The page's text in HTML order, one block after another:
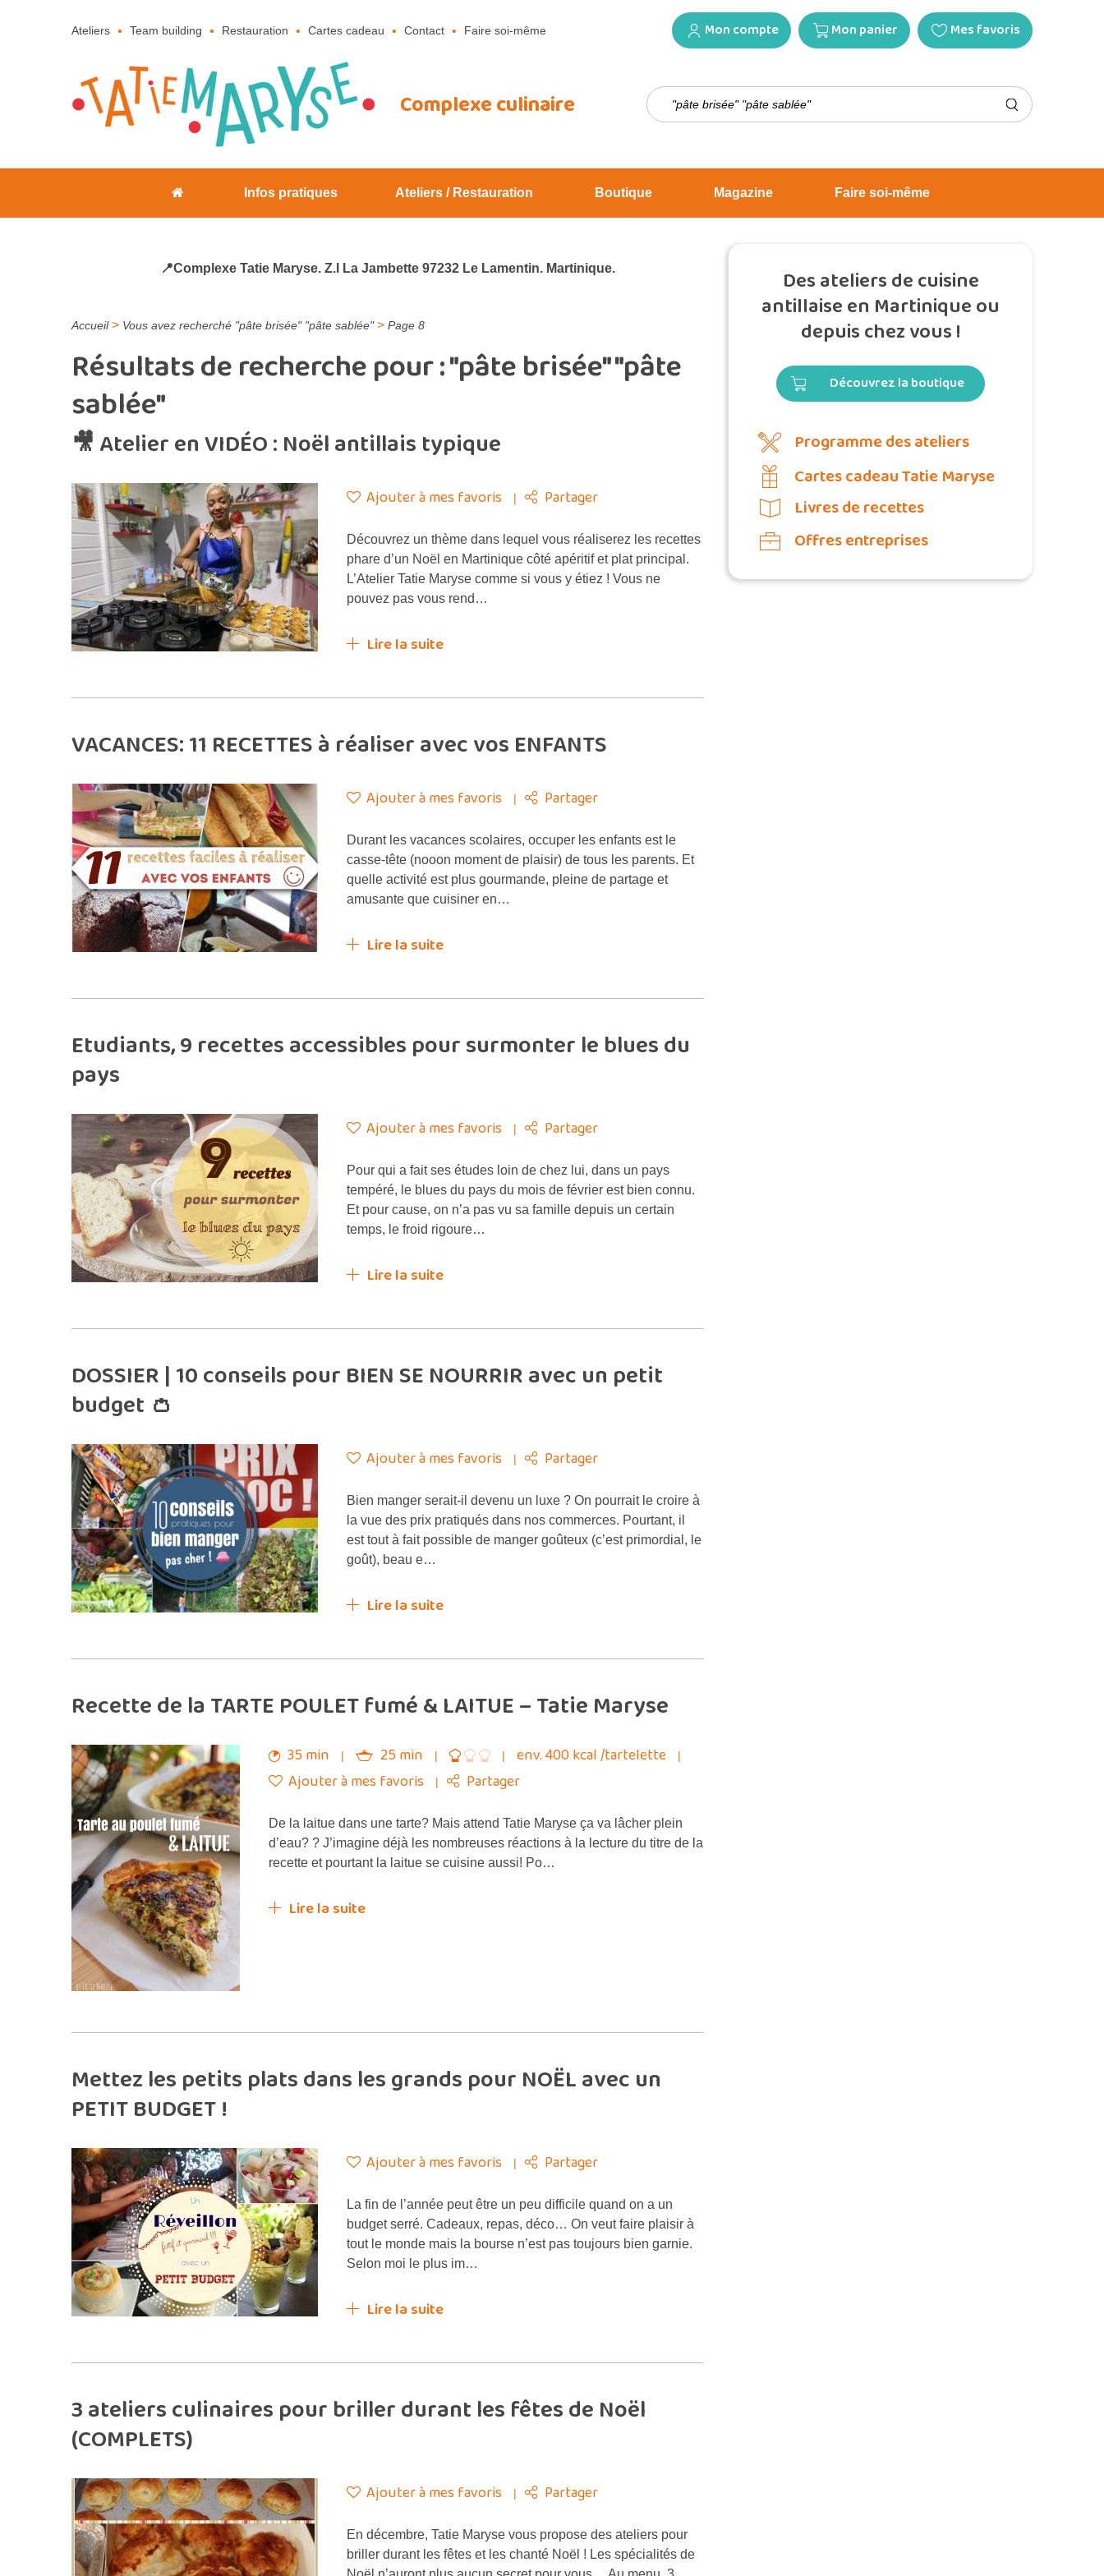
Ateliers Team building Restauration Cartes cadeau Contact Faire soi-même Mon compte Mon panier Mes favoris
Complexe culinaire Rechercher :
Infos pratiques Ateliers / Restauration Boutique Magazine Faire soi-même
📍Complexe Tatie Maryse. Z.I La Jambette 97232 Le Lamentin. Martinique.
Accueil> Vous avez recherché "pâte brisée" "pâte sablée"> Page 8
Résultats de recherche pour :"pâte brisée" "pâte
sablée"
🎥 Atelier en VIDÉO : Noël antillais typique
Ajouter à mes favoris Partager
Découvrez un thème dans lequel vous réaliserez les recettes
phare d’un Noël en Martinique côté apéritif et plat principal.
L’Atelier Tatie Maryse comme si vous y étiez ! Vous ne
pouvez pas vous rend…
Lire la suite
VACANCES: 11 RECETTES à réaliser avec vos ENFANTS
Ajouter à mes favoris Partager
Durant les vacances scolaires, occuper les enfants est le
casse-tête (nooon moment de plaisir) de tous les parents. Et
quelle activité est plus gourmande, pleine de partage et
amusante que cuisiner en…
Lire la suite
Etudiants, 9 recettes accessibles pour surmonter le blues du
pays
Ajouter à mes favoris Partager
Pour qui a fait ses études loin de chez lui, dans un pays
tempéré, le blues du pays du mois de février est bien connu.
Et pour cause, on n’a pas vu sa famille depuis un certain
temps, le froid rigoure…
Lire la suite
DOSSIER | 10 conseils pour BIEN SE NOURRIR avec un petit
budget 👛
Ajouter à mes favoris Partager
Bien manger serait-il devenu un luxe ? On pourrait le croire à
la vue des prix pratiqués dans nos commerces. Pourtant, il
est tout à fait possible de manger goûteux (c’est primordial, le
goût), beau e…
Lire la suite
Recette de la TARTE POULET fumé & LAITUE – Tatie Maryse
35 min 25 min
env. 400 kcal /tartelette
Ajouter à mes favoris
Partager
De la laitue dans une tarte? Mais attend Tatie Maryse ça va lâcher plein
d’eau? ? J’imagine déjà les nombreuses réactions à la lecture du titre de la
recette et pourtant la laitue se cuisine aussi! Po…
Lire la suite
Mettez les petits plats dans les grands pour NOËL avec un
PETIT BUDGET !
Ajouter à mes favoris Partager
La fin de l’année peut être un peu difficile quand on a un
budget serré. Cadeaux, repas, déco… On veut faire plaisir à
tout le monde mais la bourse n’est pas toujours bien garnie.
Selon moi le plus im…
Lire la suite
3 ateliers culinaires pour briller durant les fêtes de Noël
(COMPLETS)
Ajouter à mes favoris Partager
En décembre, Tatie Maryse vous propose des ateliers pour
briller durant les fêtes et les chanté Noël ! Les spécialités de
Des ateliers de cuisine
antillaise en Martinique ou
depuis chez vous !
Découvrez la boutique
Programme des ateliers
Cartes cadeau Tatie Maryse
Livres de recettes
Offres entreprises